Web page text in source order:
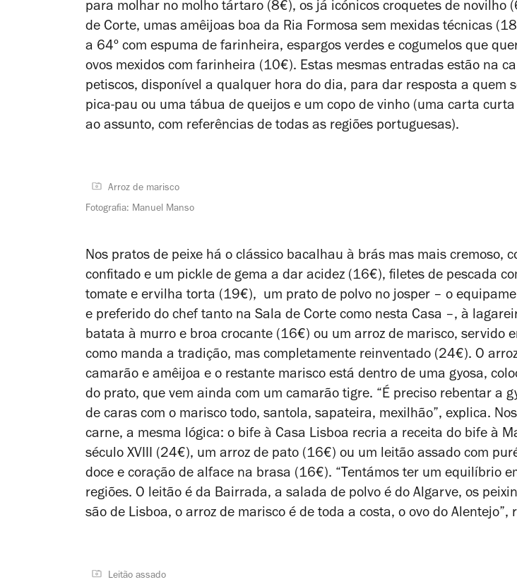
para molhar no molho tártaro (8€), os já icónicos croquetes de novilho
de Corte, umas amêijoas boa da Ria Formosa sem mexidas técnicas
a 64º com espuma de farinheira, espargos verdes e cogumelos que
ovos mexidos com farinheira (10€). Estas mesmas entradas estão na
petiscos, disponível a qualquer hora do dia, para dar resposta a quem
pica-pau ou uma tábua de queijos e um copo de vinho (uma carta
ao assunto, com referências de todas as regiões portuguesas).
Arroz de marisco
Fotografia: Manuel Manso
Nos pratos de peixe há o clássico bacalhau à brás mas mais cremoso,
confitado e um pickle de gema a dar acidez (16€), filetes de pescada
tomate e ervilha torta (19€), um prato de polvo no josper – o
e preferido do chef tanto na Sala de Corte como nesta Casa –, à
batata à murro e broa crocante (16€) ou um arroz de marisco, servido
como manda a tradição, mas completamente reinventado (24€). O
camarão e amêijoa e o restante marisco está dentro de uma gyosa,
do prato, que vem ainda com um camarão tigre. “É preciso rebentar a
de caras com o marisco todo, santola, sapateira, mexilhão”, explica.
carne, a mesma lógica: o bife à Casa Lisboa recria a receita do bife à
século XVIII (24€), um arroz de pato (16€) ou um leitão assado com
doce e coração de alface na brasa (16€). “Tentámos ter um equilíbrio
regiões. O leitão é da Bairrada, a salada de polvo é do Algarve, os
são de Lisboa, o arroz de marisco é de toda a costa, o ovo do Alentejo”,
Leitão assado